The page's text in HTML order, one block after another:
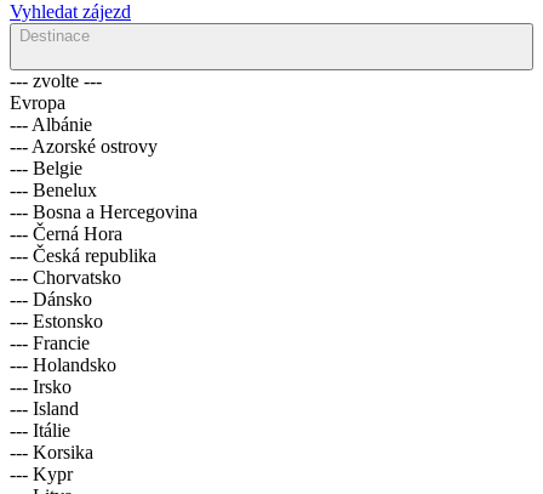
Vyhledat zájezd
Destinace
--- zvolte ---
Evropa
--- Albánie
--- Azorské ostrovy
--- Belgie
--- Benelux
--- Bosna a Hercegovina
--- Černá Hora
--- Česká republika
--- Chorvatsko
--- Dánsko
--- Estonsko
--- Francie
--- Holandsko
--- Irsko
--- Island
--- Itálie
--- Korsika
--- Kypr